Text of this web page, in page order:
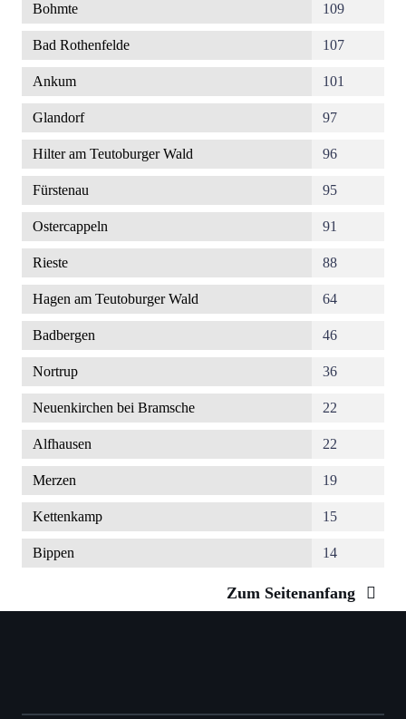
Bohmte 109
Bad Rothenfelde 107
Ankum 101
Glandorf 97
Hilter am Teutoburger Wald 96
Fürstenau 95
Ostercappeln 91
Rieste 88
Hagen am Teutoburger Wald 64
Badbergen 46
Nortrup 36
Neuenkirchen bei Bramsche 22
Alfhausen 22
Merzen 19
Kettenkamp 15
Bippen 14
Zum Seitenanfang